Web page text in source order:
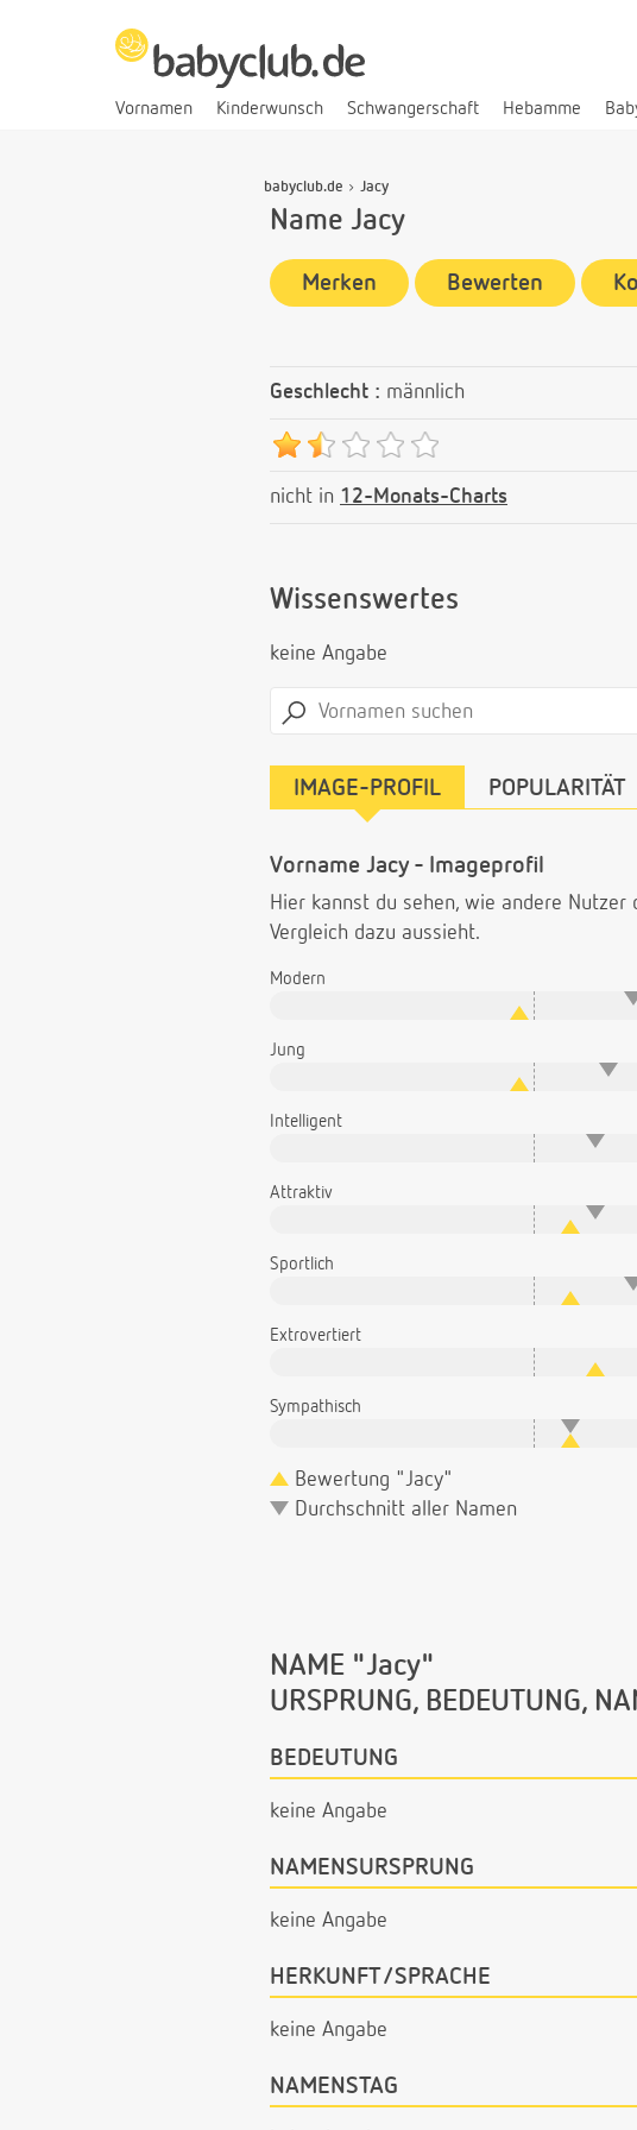
Vornamen Kinderwunsch Schwangerschaft Hebamme
babyclub.de Jacy
Name Jacy
Merken Bewerten
Geschlecht : männlich
nicht in 12-Monats-Charts
Wissenswertes
keine Angabe
IMAGE-PROFIL POPULARITÄT
Vorname Jacy - Imageprofil
Hier kannst du sehen, wie andere
Vergleich dazu aussieht.
Modern
Jung
Intelligent
Attraktiv
Sportlich
Extrovertiert
Sympathisch
Bewertung "Jacy"
Durchschnitt aller Namen
NAME "Jacy"
URSPRUNG, BEDEUTUNG,
BEDEUTUNG
keine Angabe
NAMENSURSPRUNG
keine Angabe
HERKUNFT/SPRACHE
keine Angabe
NAMENSTAG